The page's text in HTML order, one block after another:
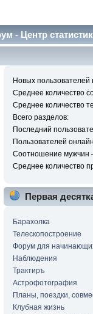
- Центр
Новых пользователей
Среднее количество
Среднее количество
Всего разделов:
Последний
Пользователей
Соотношение
Среднее количество
Первая
Барахолка
Телескопостроение
Форум для
Наблюдения
Трактиръ
Астрофотография
Планы, поездки,
Клубная жизнь